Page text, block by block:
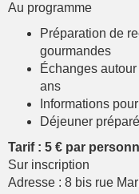
Au programme
Préparation de
gourmandes
Échanges
ans
Informations
Déjeuner
Tarif : 5 € par
Sur inscription
Adresse : 8 bis rue